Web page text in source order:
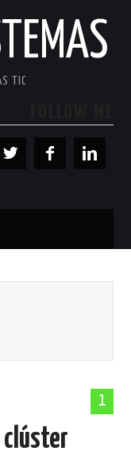
TIC
1
clúster